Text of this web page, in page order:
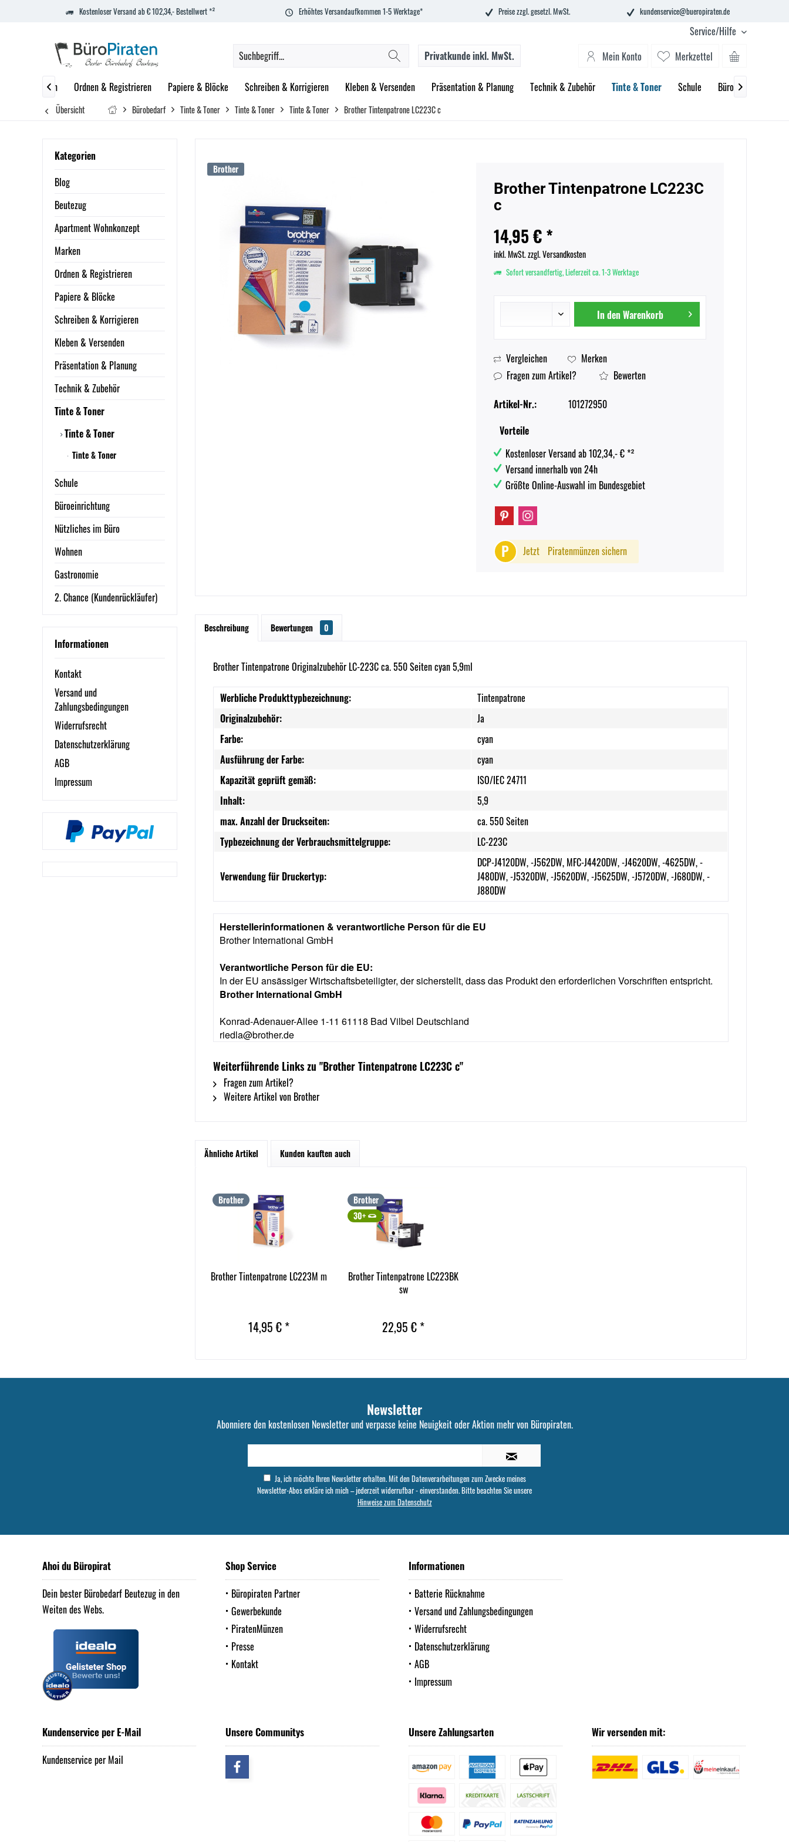
Kostenloser Versand ab € 102,34,- Bestellwert *² Erhöhtes Versandaufkommen 1-5 Werktage* Preise zzgl. gesetzl. MwSt. kundenservice@bueropiraten.de
Service/Hilfe
Merkzettel
Mein Konto
Privatkundeinkl. MwSt.
Marken Ordnen & Registrieren Papiere & Blöcke Schreiben & Korrigieren Kleben & Versenden Präsentation & Planung Technik & Zubehör Tinte & Toner Schule Büroeinrichtung
 
Übersicht Bürobedarf Tinte & Toner Tinte & Toner Tinte & Toner Brother Tintenpatrone LC223C c
Kategorien
Blog
Beutezug
Apartment Wohnkonzept
Marken
Ordnen & Registrieren
Papiere & Blöcke
Schreiben & Korrigieren
Kleben & Versenden
Präsentation & Planung
Technik & Zubehör
Tinte & Toner
Tinte & Toner
Tinte & Toner
Schule
Büroeinrichtung
Nützliches im Büro
Wohnen
Gastronomie
2. Chance (Kundenrückläufer)
Informationen
Kontakt
Versand und
Zahlungsbedingungen
Widerrufsrecht
Datenschutzerklärung
AGB
Impressum
Brother
Brother Tintenpatrone LC223C
c
14,95 € *
inkl. MwSt.zzgl. Versandkosten
Sofort versandfertig, Lieferzeit ca. 1-3 Werktage
In denWarenkorb
Vergleichen
Merken
Fragen zum Artikel?
Bewerten
Artikel-Nr.:
101272950
Vorteile
Kostenloser Versand ab 102,34,- € *²
Versand innerhalb von 24h
Größte Online-Auswahl im Bundesgebiet
P Jetzt Piratenmünzen sichern
Beschreibung Bewertungen 0
Brother Tintenpatrone Originalzubehör LC-223C ca. 550 Seiten cyan 5,9ml
Werbliche Produkttypbezeichnung:
Tintenpatrone
Originalzubehör:
Ja
Farbe:
cyan
Ausführung der Farbe:
cyan
Kapazität geprüft gemäß:
ISO/IEC 24711
Inhalt:
5,9
max. Anzahl der Druckseiten:
ca. 550 Seiten
Typbezeichnung der Verbrauchsmittelgruppe:
LC-223C
Verwendung für Druckertyp:
DCP-J4120DW, -J562DW, MFC-J4420DW, -J4620DW, -4625DW, -
J480DW, -J5320DW, -J5620DW, -J5625DW, -J5720DW, -J680DW, -
J880DW
Herstellerinformationen & verantwortliche Person für die EU
Brother International GmbH
Verantwortliche Person für die EU:
In der EU ansässiger Wirtschaftsbeteiligter, der sicherstellt, dass das Produkt den erforderlichen Vorschriften entspricht.
Brother International GmbH
Konrad-Adenauer-Allee 1-11 61118 Bad Vilbel Deutschland
riedla@brother.de
Weiterführende Links zu "Brother Tintenpatrone LC223C c"
Fragen zum Artikel?
Weitere Artikel von Brother
Ähnliche Artikel Kunden kauften auch
Brother
Brother Tintenpatrone LC223M m
14,95 € *
Brother
30+
Brother Tintenpatrone LC223BK
sw
22,95 € *
Newsletter
Abonniere den kostenlosen Newsletter und verpasse keine Neuigkeit oder Aktion mehr von Büropiraten.
Ja, ich möchte Ihren Newsletter erhalten. Mit den Datenverarbeitungen zum Zwecke meines
Newsletter-Abos erkläre ich mich – jederzeit widerrufbar - einverstanden. Bitte beachten Sie unsere
Hinweise zum Datenschutz
Ahoi du Büropirat
Dein bester Bürobedarf Beutezug in den
Weiten des Webs.
Shop Service
Büropiraten Partner
Gewerbekunde
PiratenMünzen
Presse
Kontakt
Informationen
Batterie Rücknahme
Versand und Zahlungsbedingungen
Widerrufsrecht
Datenschutzerklärung
AGB
Impressum
Kundenservice per E-Mail
Kundenservice per Mail
Unsere Communitys Unsere Zahlungsarten Wir versenden mit: